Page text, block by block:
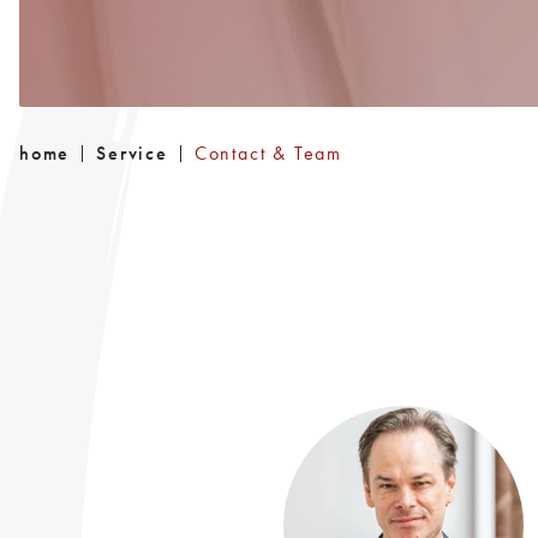
home Service Contact & Team